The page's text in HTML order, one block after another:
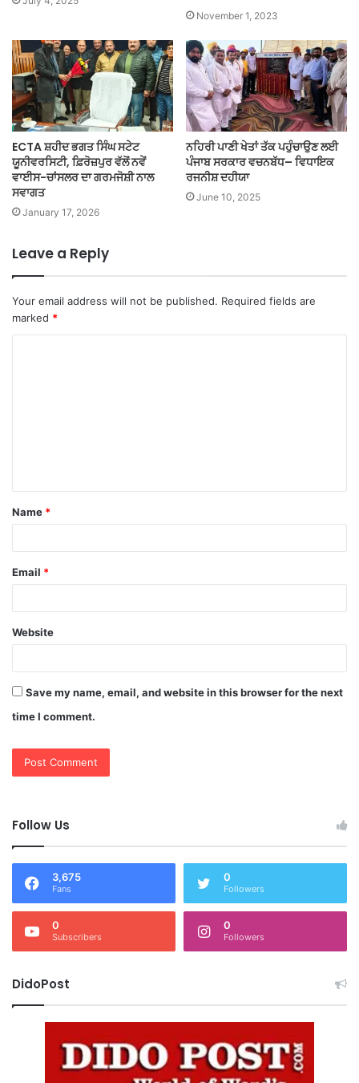
November 1, 2023
ECTA ਸ਼ਹੀਦ ਭਗਤ ਸਿੰਘ ਸਟੇਟ
ਯੂਨੀਵਰਸਿਟੀ, ਫ਼ਿਰੋਜ਼ਪੁਰ ਵੱਲੋਂ ਨਵੇਂ
ਵਾਈਸ-ਚਾਂਸਲਰ ਦਾ ਗਰਮਜੋਸ਼ੀ ਨਾਲ
ਸਵਾਗਤ
January 17, 2026
ਨਹਿਰੀ ਪਾਣੀ ਖੇਤਾਂ ਤੱਕ ਪਹੁੰਚਾਉਣ ਲਈ
ਪੰਜਾਬ ਸਰਕਾਰ ਵਚਨਬੱਧ– ਵਿਧਾਇਕ
ਰਜਨੀਸ਼ ਦਹੀਯਾ
June 10, 2025
Leave a Reply
Your email address will not be published. Required fields are
marked *
t
*
Name *
Email *
Website
Save my name, email, and website in this browser for the next
time I comment.
Follow Us
3,675
Fans
0
Followers
0
Subscribers
0
Followers
DidoPost